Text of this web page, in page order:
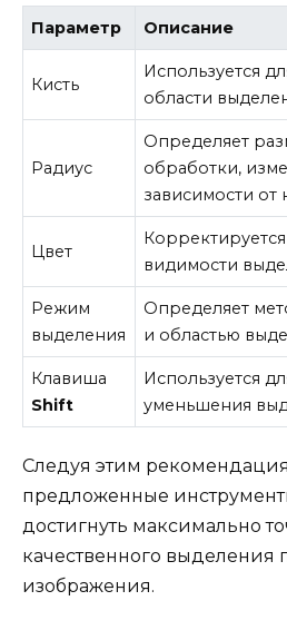
Параметр Описание
Кисть
Используется
области
Радиус
Определяет
обработки,
зависимости от
Цвет
видимости
Режим
выделения
Определяет
и областью
Клавиша
Shift
Используется
уменьшения
Следуя этим
предложенные
достигнуть максимально
качественного выделения
изображения.